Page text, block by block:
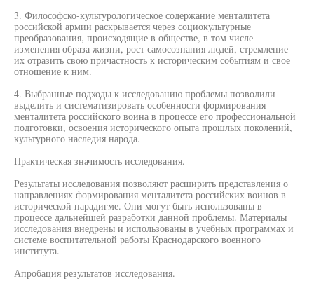
3. Философско-культурологическое содержание менталитета
российской армии раскрывается через социокультурные
преобразования, происходящие в обществе, в том числе
изменения образа жизни, рост самосознания людей, стремление
их отразить свою причастность к историческим событиям и свое
отношение к ним.
4. Выбранные подходы к исследованию проблемы позволили
выделить и систематизировать особенности формирования
менталитета российского воина в процессе его профессиональной
подготовки, освоения исторического опыта прошлых поколений,
культурного наследия народа.
Практическая значимость исследования.
Результаты исследования позволяют расширить представления о
направлениях формирования менталитета российских воинов в
исторической парадигме. Они могут быть использованы в
процессе дальнейшей разработки данной проблемы. Материалы
исследования внедрены и использованы в учебных программах и
системе воспитательной работы Краснодарского военного
института.
Апробация результатов исследования.